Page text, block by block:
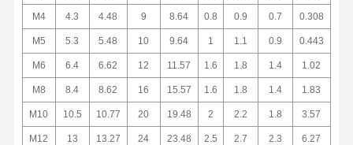
M4 4.3 4.48 9 8.64 0.8 0.9 0.7 0.308
M5 5.3 5.48 10 9.64 1 1.1 0.9 0.443
M6 6.4 6.62 12 11.57 1.6 1.8 1.4 1.02
M8 8.4 8.62 16 15.57 1.6 1.8 1.4 1.83
M10 10.5 10.77 20 19.48 2 2.2 1.8 3.57
M12 13 13.27 24 23.48 2.5 2.7 2.3 6.27